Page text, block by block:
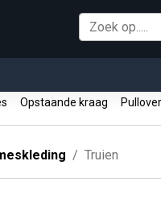
Opstaande kraag
Truien